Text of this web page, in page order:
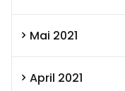
Mai 2021
April 2021